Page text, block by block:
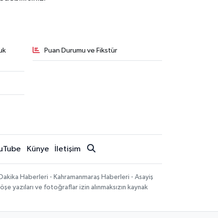
Puan Durumu ve Fikstür
Künye İletişim
Haberleri - Kahramanmaraş Haberleri - Asayiş
yazıları ve fotoğraflar izin alınmaksızın kaynak